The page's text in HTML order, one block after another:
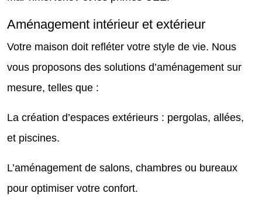
Aménagement intérieur et extérieur
Votre maison doit refléter votre style de vie. Nous
vous proposons des solutions d’aménagement sur
mesure, telles que :
La création d’espaces extérieurs : pergolas, allées,
et piscines.
L’aménagement de salons, chambres ou bureaux
pour optimiser votre confort.